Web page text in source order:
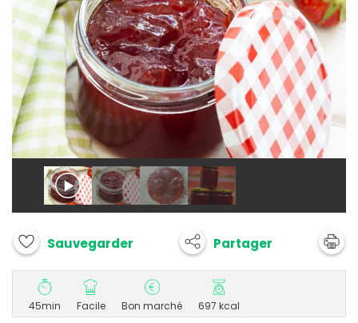
Sauvegarder Partager
45min Facile Bon marché 697 kcal